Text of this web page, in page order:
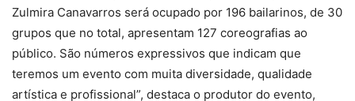
Zulmira Canavarros será ocupado por 196 bailarinos, de 30
grupos que no total, apresentam 127 coreografias ao
público. São números expressivos que indicam que
teremos um evento com muita diversidade, qualidade
artística e profissional”, destaca o produtor do evento,